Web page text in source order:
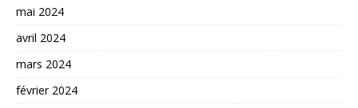
mai 2024
avril 2024
mars 2024
février 2024